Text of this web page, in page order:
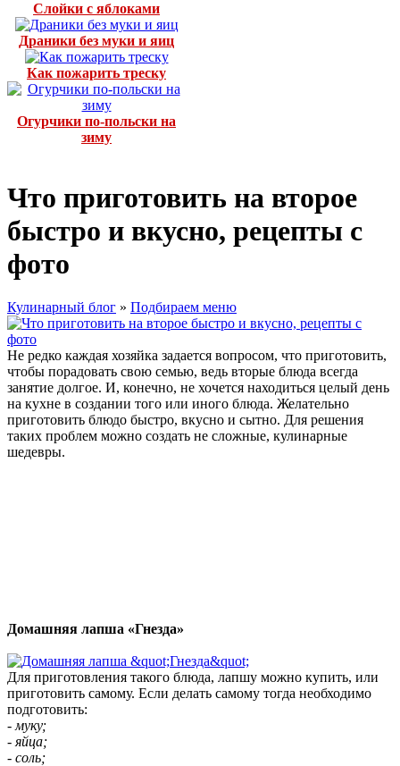
Слойки с яблоками
Драники без муки и яиц
Как пожарить треску
Огурчики по-польски на
зиму
Что приготовить на второе
быстро и вкусно, рецепты с
фото
Кулинарный блог » Подбираем меню
Не редко каждая хозяйка задается вопросом, что приготовить,
чтобы порадовать свою семью, ведь вторые блюда всегда
занятие долгое. И, конечно, не хочется находиться целый день
на кухне в создании того или иного блюда. Желательно
приготовить блюдо быстро, вкусно и сытно. Для решения
таких проблем можно создать не сложные, кулинарные
шедевры.
Домашняя лапша «Гнезда»
Для приготовления такого блюда, лапшу можно купить, или
приготовить самому. Если делать самому тогда необходимо
подготовить:
- муку;
- яйца;
- соль;